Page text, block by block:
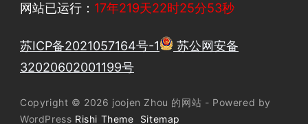
网站已运行： 17年219天22时25分53秒
苏ICP备2021057164号-1
苏公网安备
32020602001199号
Copyright © 2026 joojen Zhou 的网站 - Powered by
WordPress Rishi Theme Sitemap